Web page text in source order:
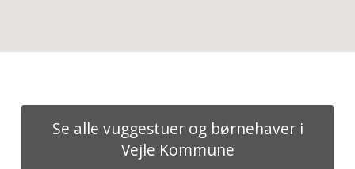
Se alle vuggestuer og børnehaver i
Vejle Kommune